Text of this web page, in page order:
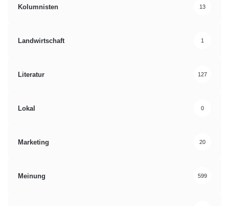
Kolumnisten 13
Landwirtschaft 1
Literatur 127
Lokal 0
Marketing 20
Meinung 599